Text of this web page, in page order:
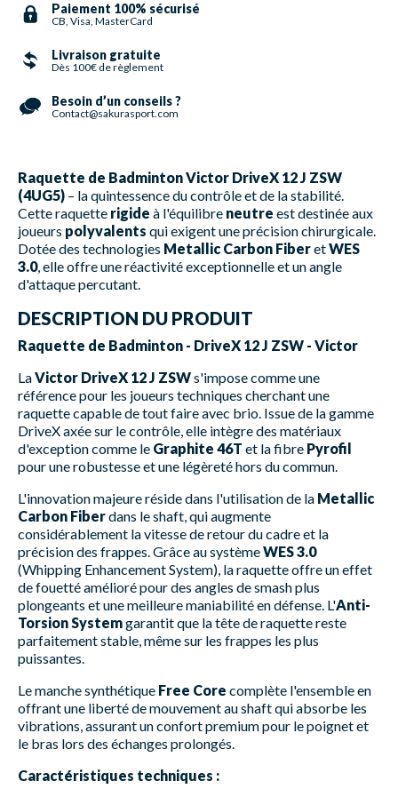
Paiement 100% sécurisé
CB, Visa, MasterCard
Livraison gratuite
Dès 100€ de règlement
Besoin d’un conseils ?
Contact@sakurasport.com
Raquette de Badminton Victor DriveX 12 J ZSW
(4UG5) – la quintessence du contrôle et de la stabilité.
Cette raquette rigide à l'équilibre neutre est destinée aux
joueurs polyvalents qui exigent une précision chirurgicale.
Dotée des technologies Metallic Carbon FiberetWES
3.0, elle offre une réactivité exceptionnelle et un angle
d'attaque percutant.
DESCRIPTION DU PRODUIT
Raquette de Badminton - DriveX 12 J ZSW - Victor
LaVictor DriveX 12 J ZSWs'impose comme une
référence pour les joueurs techniques cherchant une
raquette capable de tout faire avec brio. Issue de la gamme
DriveX axée sur le contrôle, elle intègre des matériaux
d'exception comme le Graphite 46T et la fibre Pyrofil
pour une robustesse et une légèreté hors du commun.
L'innovation majeure réside dans l'utilisation de la Metallic
Carbon Fiberdans le shaft, qui augmente
considérablement la vitesse de retour du cadre et la
précision des frappes. Grâce au systèmeWES 3.0
(Whipping Enhancement System), la raquette offre un effet
de fouetté amélioré pour des angles de smash plus
plongeants et une meilleure maniabilité en défense. L'Anti-
Torsion Systemgarantit que la tête de raquette reste
parfaitement stable, même sur les frappes les plus
puissantes.
Le manche synthétique Free Core complète l'ensemble en
offrant une liberté de mouvement au shaft qui absorbe les
vibrations, assurant un confort premium pour le poignet et
le bras lors des échanges prolongés.
Caractéristiques techniques :